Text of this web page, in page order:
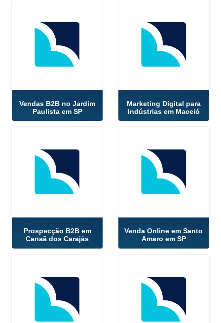
Vendas B2B no Jardim
Paulista em SP
Marketing Digital para
Indústrias em Maceió
Prospecção B2B em
Canaã dos Carajás
Venda Online em Santo
Amaro em SP